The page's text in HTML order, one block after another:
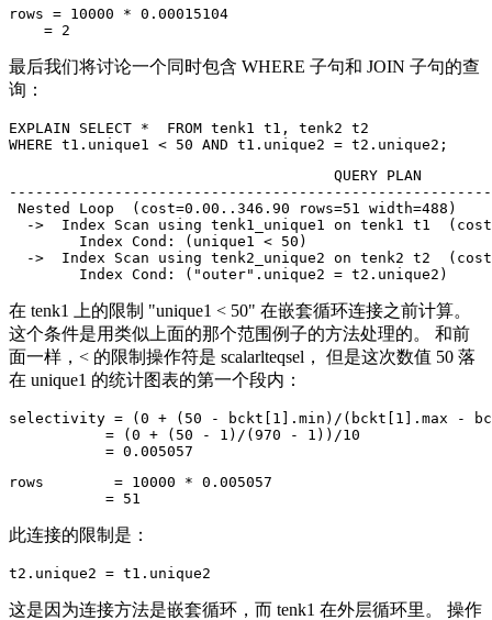
rows = 10000 * 0.00015104
最后我们将讨论一个同时包含 WHERE 子句和 JOIN 子句的查
询：
EXPLAIN SELECT *  FROM tenk1 t1, tenk2 t2
                                     QUERY PLAN
Nested Loop  (cost=0.00..346.90 rows=51 width=488)
->  Index Scan using tenk1_unique1 on tenk1 t1
        Index Cond: (unique1 < 50)
->  Index Scan using tenk2_unique2 on tenk2 t2
在 tenk1 上的限制 "unique1 < 50" 在嵌套循环连接之前计算。
这个条件是用类似上面的那个范围例子的方法处理的。 和前
面一样，< 的限制操作符是 scalarlteqsel， 但是这次数值 50 落
在 unique1 的统计图表的第一个段内：
selectivity = (0 + (50 - bckt[1].min)/(bckt[1].max -
           = (0 + (50 - 1)/(970 - 1))/10
rows        = 10000 * 0.005057
此连接的限制是：
这是因为连接方法是嵌套循环，而 tenk1 在外层循环里。 操作